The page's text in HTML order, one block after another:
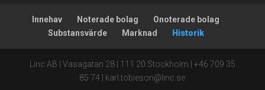
Innehav Noterade bolag
Onoterade bolag
Substansvärde
Marknad Historik
Linc AB | Vasagatan 28 | 111 20 Stockholm | +46 709 35
85 74 | karl.tobieson@linc.se